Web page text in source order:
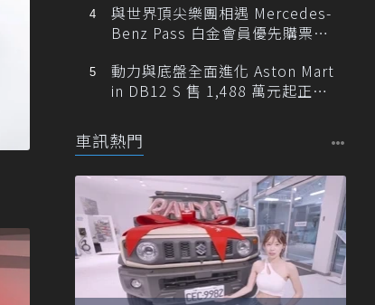
與世界頂尖樂團相遇 Mercedes-
Benz Pass 白金會員優先購票維
動力與底盤全面進化 Aston Mart
in DB12 S 售 1,488 萬元起正式
車訊熱門